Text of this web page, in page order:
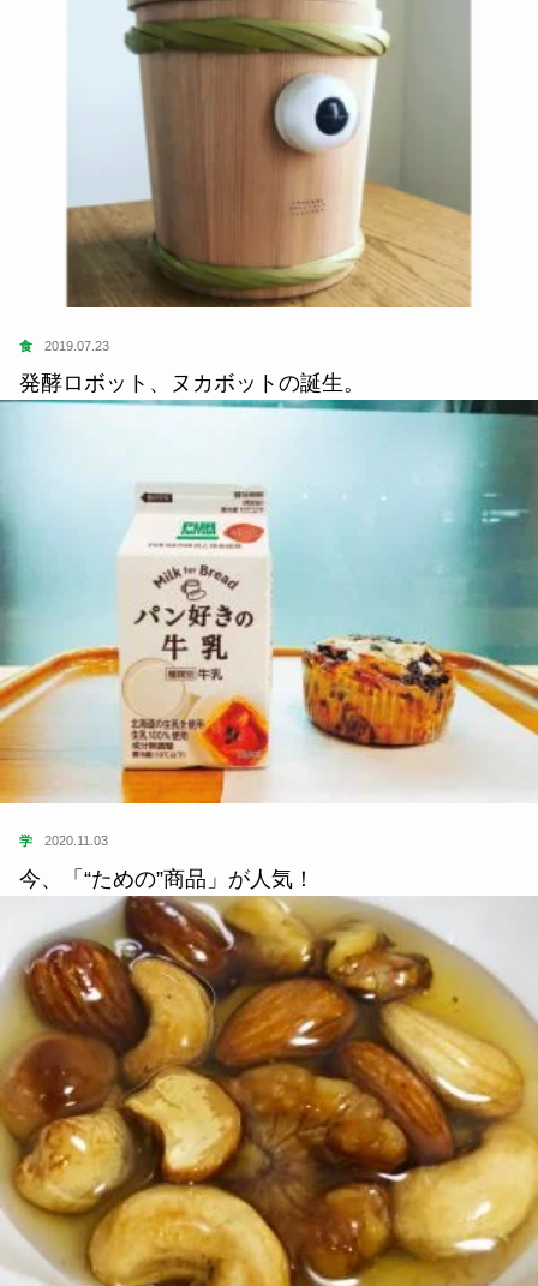
食 2019.07.23
発酵ロボット、ヌカボットの誕生。
学 2020.11.03
今、「“ための”商品」が人気！